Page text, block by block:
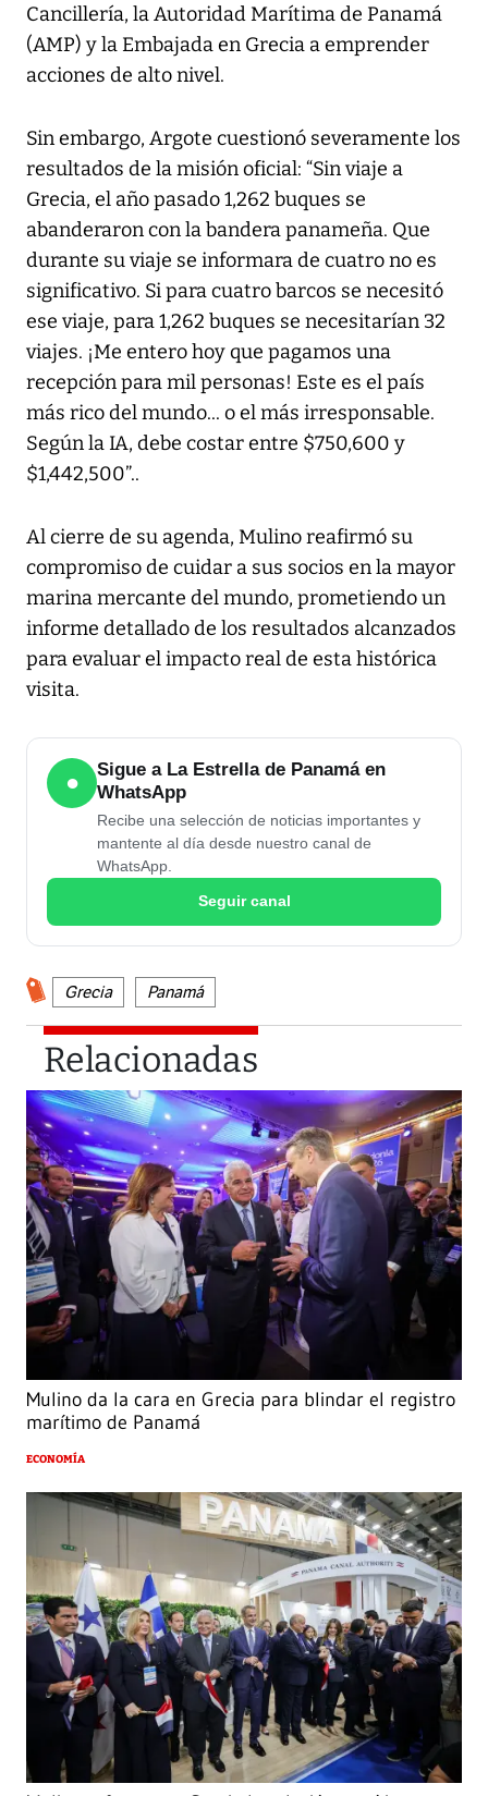
Cancillería, la Autoridad Marítima de Panamá
(AMP) y la Embajada en Grecia a emprender
acciones de alto nivel.
Sin embargo, Argote cuestionó severamente los
resultados de la misión oficial: “Sin viaje a
Grecia, el año pasado 1,262 buques se
abanderaron con la bandera panameña. Que
durante su viaje se informara de cuatro no es
significativo. Si para cuatro barcos se necesitó
ese viaje, para 1,262 buques se necesitarían 32
viajes. ¡Me entero hoy que pagamos una
recepción para mil personas! Este es el país
más rico del mundo... o el más irresponsable.
Según la IA, debe costar entre $750,600 y
$1,442,500”..
Al cierre de su agenda, Mulino reafirmó su
compromiso de cuidar a sus socios en la mayor
marina mercante del mundo, prometiendo un
informe detallado de los resultados alcanzados
para evaluar el impacto real de esta histórica
visita.
●
Sigue a La Estrella de Panamá en
WhatsApp
Recibe una selección de noticias importantes y
mantente al día desde nuestro canal de
WhatsApp.
Seguir canal
Grecia Panamá
Relacionadas
Mulino da la cara en Grecia para blindar el registro
marítimo de Panamá
ECONOMÍA